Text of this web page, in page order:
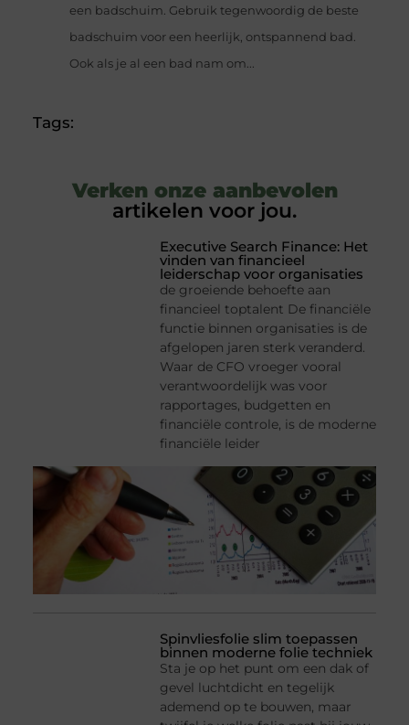
een badschuim. Gebruik tegenwoordig de beste
badschuim voor een heerlijk, ontspannend bad.
Ook als je al een bad nam om...
Tags:
Verken onze aanbevolen
artikelen voor jou.
Executive Search Finance: Het
vinden van financieel
leiderschap voor organisaties
de groeiende behoefte aan
financieel toptalent De financiële
functie binnen organisaties is de
afgelopen jaren sterk veranderd.
Waar de CFO vroeger vooral
verantwoordelijk was voor
rapportages, budgetten en
financiële controle, is de moderne
financiële leider
Spinvliesfolie slim toepassen
binnen moderne folie techniek
Sta je op het punt om een dak of
gevel luchtdicht en tegelijk
ademend op te bouwen, maar